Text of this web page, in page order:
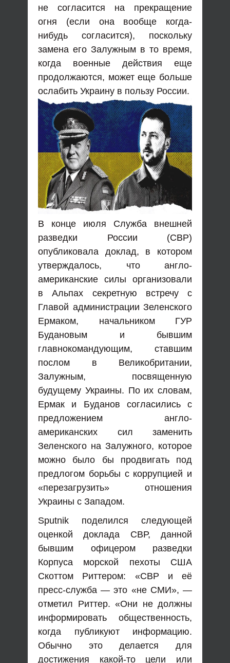
не согласится на прекращение
огня (если она вообще когда-
нибудь согласится), поскольку
замена его Залужным в то время,
когда военные действия еще
продолжаются, может еще больше
ослабить Украину в пользу России.
В конце июля Служба внешней
разведки России (СВР)
опубликовала доклад, в котором
утверждалось, что англо-
американские силы организовали
в Альпах секретную встречу с
Главой администрации Зеленского
Ермаком, начальником ГУР
Будановым и бывшим
главнокомандующим, ставшим
послом в Великобритании,
Залужным, посвященную
будущему Украины. По их словам,
Ермак и Буданов согласились с
предложением англо-
американских сил заменить
Зеленского на Залужного, которое
можно было бы продвигать под
предлогом борьбы с коррупцией и
«перезагрузить» отношения
Украины с Западом.
Sputnik поделился следующей
оценкой доклада СВР, данной
бывшим офицером разведки
Корпуса морской пехоты США
Скоттом Риттером: «СВР и её
пресс-служба — это «не СМИ», —
отметил Риттер. «Они не должны
информировать общественность,
когда публикуют информацию.
Обычно это делается для
достижения какой-то цели или